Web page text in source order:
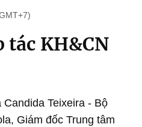
tác KH&CN
Teixeira - Bộ
Giám đốc Trung tâm